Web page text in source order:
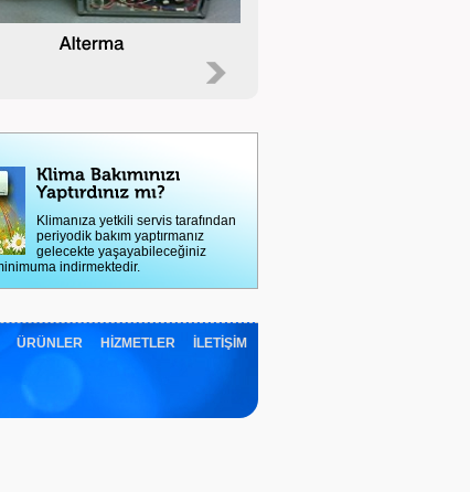
Klimanıza yetkili servis tarafından
periyodik bakım yaptırmanız
gelecekte yaşayabileceğiniz
indirmektedir.
ÜRÜNLER HİZMETLER İLETİŞİM